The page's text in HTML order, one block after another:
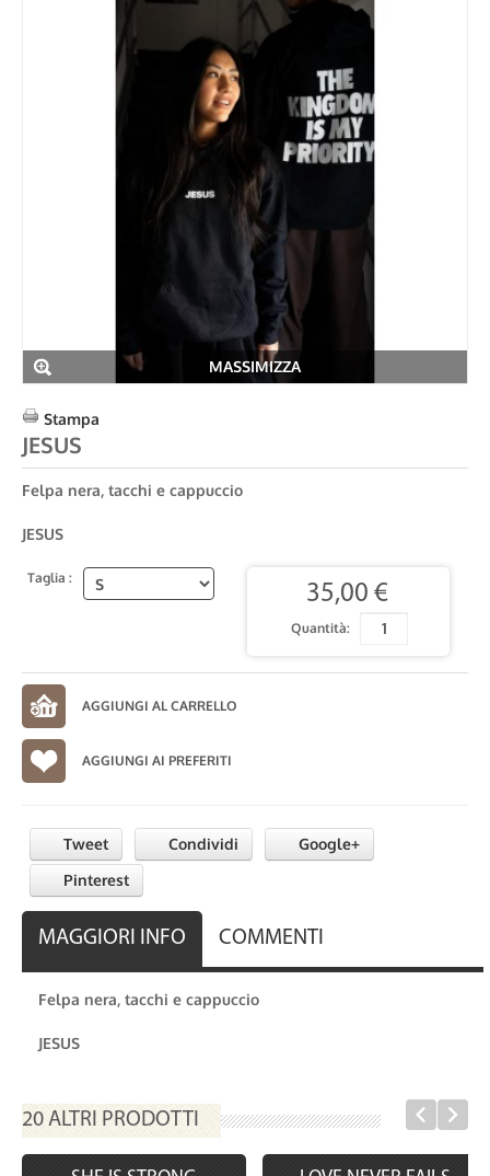
MASSIMIZZA
Stampa
JESUS
Felpa nera, tacchi e cappuccio
JESUS
Taglia :
35,00 €
Quantità:
AGGIUNGI AI PREFERITI
Tweet Condividi
Google+
Pinterest
MAGGIORI INFO COMMENTI
Felpa nera, tacchi e cappuccio
JESUS
20 ALTRI PRODOTTI